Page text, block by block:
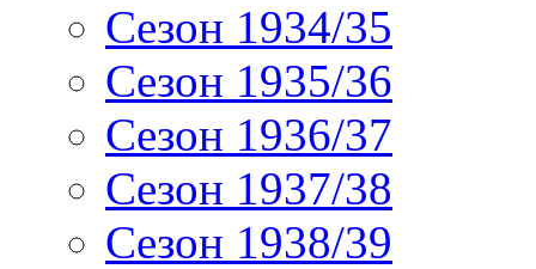
Сезон 1934/35
Сезон 1935/36
Сезон 1936/37
Сезон 1937/38
Сезон 1938/39